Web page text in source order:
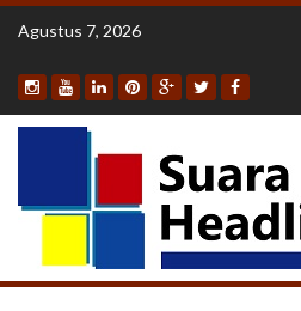
Skip
Agustus 7, 2026